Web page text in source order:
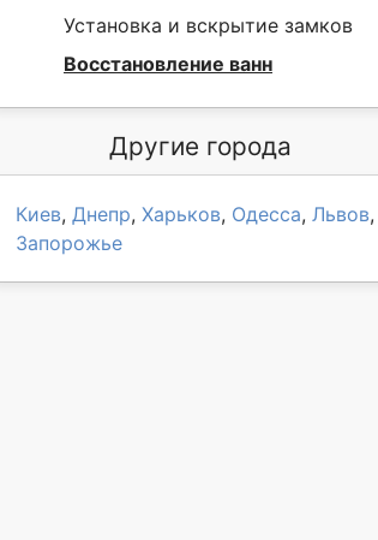
Установка и вскрытие замков
Восстановление ванн
Другие города
Киев, Днепр, Харьков, Одесса, Львов,
Запорожье